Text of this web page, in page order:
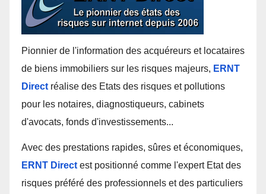
Pionnier de l'information des acquéreurs et locataires
de biens immobiliers sur les risques majeurs, ERNT
Direct réalise des Etats des risques et pollutions
pour les notaires, diagnostiqueurs, cabinets
d'avocats, fonds d'investissements...
Avec des prestations rapides, sûres et économiques,
ERNT Direct est positionné comme l'expert Etat des
risques préféré des professionnels et des particuliers